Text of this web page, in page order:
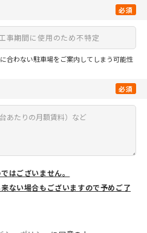
必須
合わない駐車場をご案内してしまう可能性
必須
はございません。
ない場合もございますので予めご了